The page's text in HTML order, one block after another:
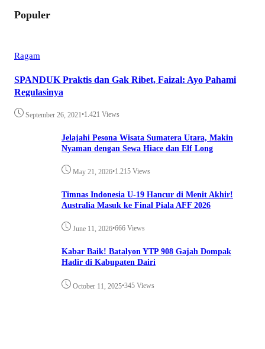
Populer
Ragam
SPANDUK Praktis dan Gak Ribet, Faizal: Ayo Pahami
Regulasinya
September 26, 2021•1.421 Views
Jelajahi Pesona Wisata Sumatera Utara, Makin
Nyaman dengan Sewa Hiace dan Elf Long
May 21, 2026•1.215 Views
Timnas Indonesia U-19 Hancur di Menit Akhir!
Australia Masuk ke Final Piala AFF 2026
June 11, 2026•666 Views
Kabar Baik! Batalyon YTP 908 Gajah Dompak
Hadir di Kabupaten Dairi
October 11, 2025•345 Views